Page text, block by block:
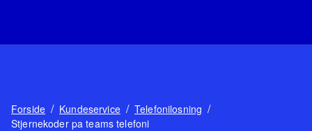
Forside / Kundeservice / Telefonilosning /
Stjernekoder pa teams telefoni